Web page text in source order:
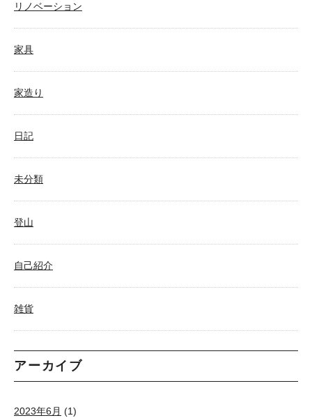
リノベーション
家具
家造り
日記
未分類
登山
自己紹介
雑貨
アーカイブ
2023年6月 (1)